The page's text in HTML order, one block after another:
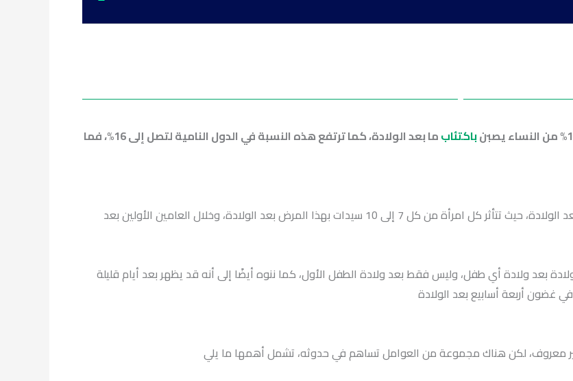
باكتئاب
ما بعد الولادة، كما ترتفع هذه النسبة في الدول النامية لتصل إلى 16%، فما
يُعد اكتئاب ما بعد الولادة من أكثر الأمراض العقلية شيوعًا بعد الولادة، حيث تتأثر كل امرأة من كل 7 إلى 10 سيدات بهذا المرض بعد الولادة، وخلال العامين الأولين بعد
بعد ولادة أي طفل، وليس فقط بعد ولادة الطفل الأول، كما ننوه أيضًا إلى أنه قد يظهر بعد أيام قليلة
غضون أربعة أسابيع بعد الولادة
غير معروف، لكن هناك مجموعة من العوامل تساهم في حدوثه، تشمل أهمها ما يلي